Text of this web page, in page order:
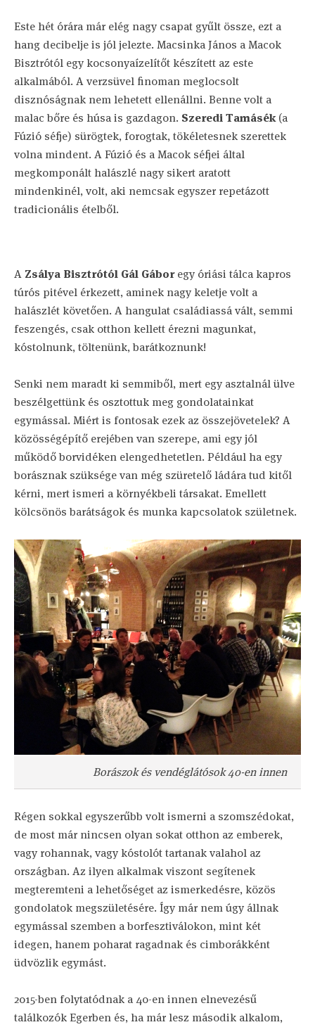
Este hét órára már elég nagy csapat gyűlt össze, ezt a
hang decibelje is jól jelezte. Macsinka János a Macok
Bisztrótól egy kocsonyaízelítőt készített az este
alkalmából. A verzsüvel finoman meglocsolt
disznóságnak nem lehetett ellenállni. Benne volt a
malac bőre és húsa is gazdagon. Szeredi Tamásék(a
Fúzió séfje) sürögtek, forogtak, tökéletesnek szerettek
volna mindent. A Fúzió és a Macok séfjei által
megkomponált halászlé nagy sikert aratott
mindenkinél, volt, aki nemcsak egyszer repetázott
tradicionális ételből.
A Zsálya Bisztrótól Gál Gáboregy óriási tálca kapros
túrós pitével érkezett, aminek nagy keletje volt a
halászlét követően. A hangulat családiassá vált, semmi
feszengés, csak otthon kellett érezni magunkat,
kóstolnunk, töltenünk, barátkoznunk!
Senki nem maradt ki semmiből, mert egy asztalnál ülve
beszélgettünk és osztottuk meg gondolatainkat
egymással. Miért is fontosak ezek az összejövetelek? A
közösségépítő erejében van szerepe, ami egy jól
működő borvidéken elengedhetetlen. Például ha egy
borásznak szüksége van még szüretelő ládára tud kitől
kérni, mert ismeri a környékbeli társakat. Emellett
kölcsönös barátságok és munka kapcsolatok születnek.
Borászok és vendéglátósok 40-en innen
Régen sokkal egyszerűbb volt ismerni a szomszédokat,
de most már nincsen olyan sokat otthon az emberek,
vagy rohannak, vagy kóstolót tartanak valahol az
országban. Az ilyen alkalmak viszont segítenek
megteremteni a lehetőséget az ismerkedésre, közös
gondolatok megszületésére. Így már nem úgy állnak
egymással szemben a borfesztiválokon, mint két
idegen, hanem poharat ragadnak és cimborákként
üdvözlik egymást.
2015-ben folytatódnak a 40-en innen elnevezésű
találkozók Egerben és, ha már lesz második alkalom,